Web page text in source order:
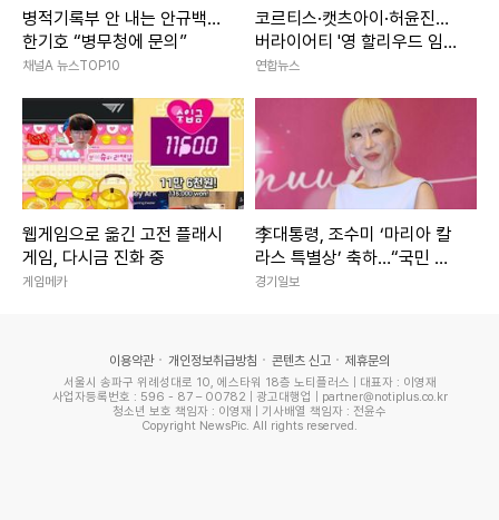
병적기록부 안 내는 안규백…
한기호 “병무청에 문의”
채널A 뉴스TOP10
코르티스·캣츠아이·허윤진…
버라이어티 '영 할리우드 임팩
트'
연합뉴스
웹게임으로 옮긴 고전 플래시
게임, 다시금 진화 중
게임메카
李대통령, 조수미 ‘마리아 칼
라스 특별상’ 축하…“국민 모
두의 자부심”
경기일보
이용약관 개인정보취급방침 콘텐츠 신고 제휴문의
서울시 송파구 위례성대로 10, 에스타워 18층 노티플러스 | 대표자 : 이영재
사업자등록번호 : 596 - 87 – 00782 | 광고대행업 | partner@notiplus.co.kr
청소년 보호 책임자 : 이영재 | 기사배열 책임자 : 전윤수
Copyright NewsPic. All rights reserved.